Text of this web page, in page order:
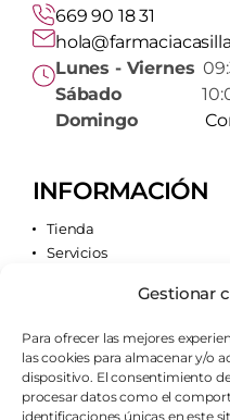
Gestionar
Para ofrecer las mejores
las cookies para almacenar y/o
dispositivo. El consentimiento
procesar datos como el
identificaciones únicas en este
669 90 18 31
Lunes - Viernes
Sábado10:00 -
Domingo
INFORMACIÓN
Tienda
Servicios
Quiénes somos
AVISOS
Aviso legal